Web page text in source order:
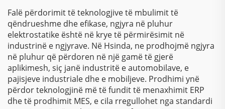
mobilje, bojë, lak
Falë përdorimit të teknologjive të mbulimit të
qëndrueshme dhe efikase, ngjyra në pluhur
elektrostatike është në krye të përmirësimit në
industrinë e ngjyrave. Në Hsinda, ne prodhojmë ngjyra
në pluhur që përdoren në një gamë të gjerë
aplikimesh, siç janë industritë e automobilave, e
pajisjeve industriale dhe e mobiljeve. Prodhimi ynë
përdor teknologjinë më të fundit të menaxhimit ERP
dhe të prodhimit MES, e cila rregullohet nga standardi